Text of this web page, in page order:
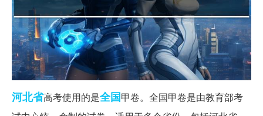
河北省高考使用的是全国甲卷。全国甲卷是由教育部考